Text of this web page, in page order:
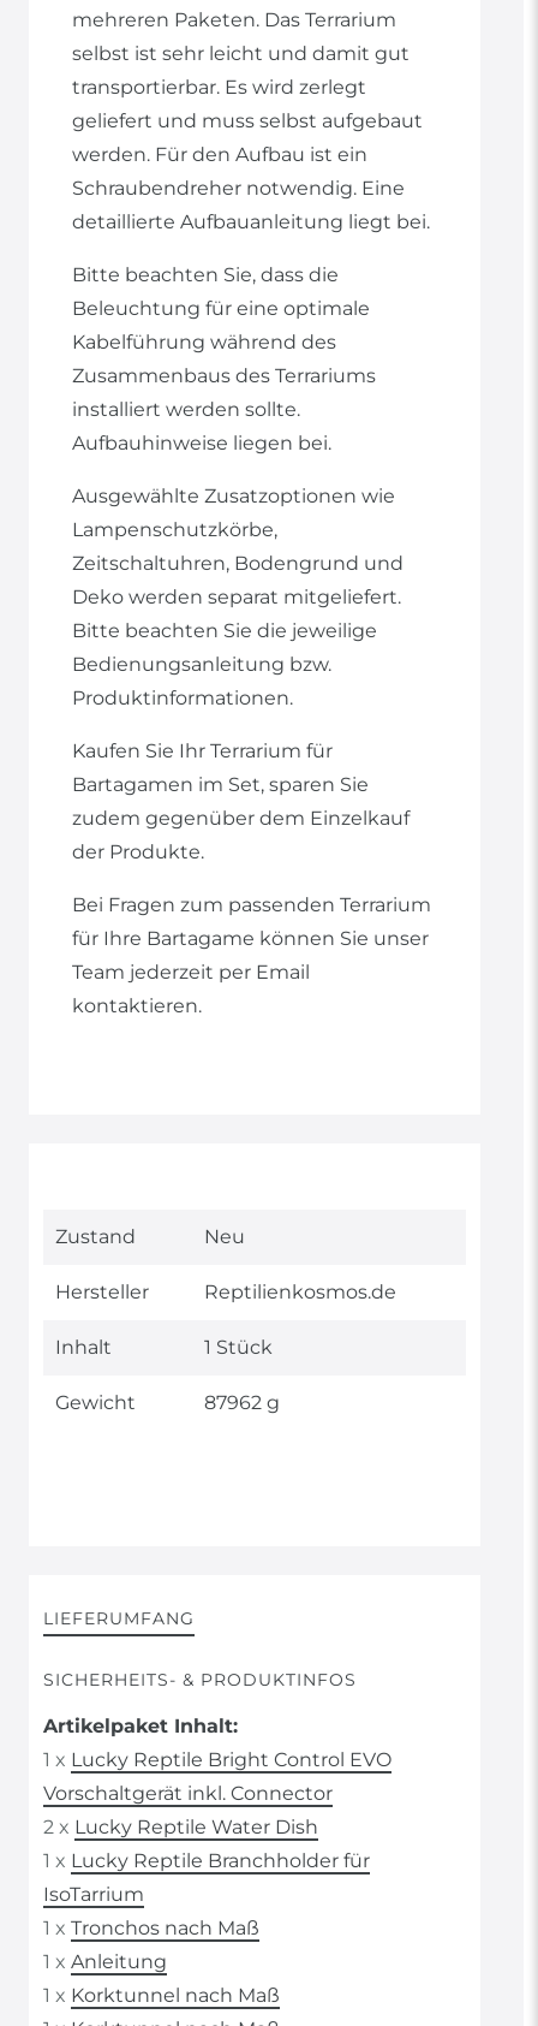
mehreren Paketen. Das Terrarium
selbst ist sehr leicht und damit gut
transportierbar. Es wird zerlegt
geliefert und muss selbst aufgebaut
werden. Für den Aufbau ist ein
Schraubendreher notwendig. Eine
detaillierte Aufbauanleitung liegt bei.
Bitte beachten Sie, dass die
Beleuchtung für eine optimale
Kabelführung während des
Zusammenbaus des Terrariums
installiert werden sollte.
Aufbauhinweise liegen bei.
Ausgewählte Zusatzoptionen wie
Lampenschutzkörbe,
Zeitschaltuhren, Bodengrund und
Deko werden separat mitgeliefert.
Bitte beachten Sie die jeweilige
Bedienungsanleitung bzw.
Produktinformationen.
Kaufen Sie Ihr Terrarium für
Bartagamen im Set, sparen Sie
zudem gegenüber dem Einzelkauf
der Produkte.
Bei Fragen zum passenden Terrarium
für Ihre Bartagame können Sie unser
Team jederzeit per Email
kontaktieren.
Technisches
Wert
Zustand Neu
Hersteller Reptilienkosmos.de
Inhalt 1 Stück
Gewicht 87962 g
LIEFERUMFANG
SICHERHEITS- & PRODUKTINFOS
Artikelpaket Inhalt:
1 x Lucky Reptile Bright Control EVO
Vorschaltgerät inkl. Connector
2 x Lucky Reptile Water Dish
1 x Lucky Reptile Branchholder für
IsoTarrium
1 x Tronchos nach Maß
1 x Anleitung
1 x Korktunnel nach Maß